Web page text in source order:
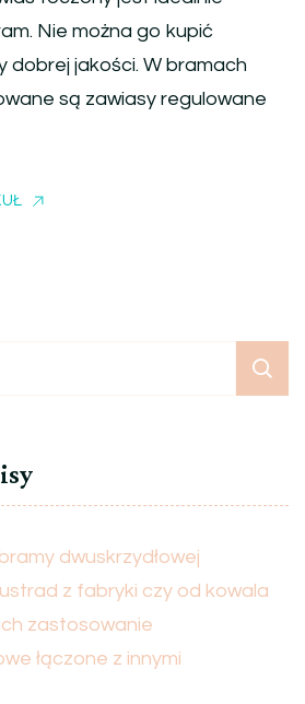
Nie można go kupić
dobrej jakości. W bramach
są zawiasy regulowane
dwuskrzydłowej
z fabryki czy od kowala
zastosowanie
łączone z innymi